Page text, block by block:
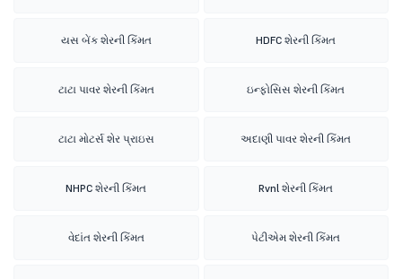
યસ બેંક શેરની કિંમત HDFC શેરની કિંમત
ટાટા પાવર શેરની કિંમત ઇન્ફોસિસ શેરની કિંમત
ટાટા મોટર્સ શેર પ્રાઇસ અદાણી પાવર શેરની કિંમત
NHPC શેરની કિંમત Rvnl શેરની કિંમત
વેદાંત શેરની કિંમત પેટીએમ શેરની કિંમત